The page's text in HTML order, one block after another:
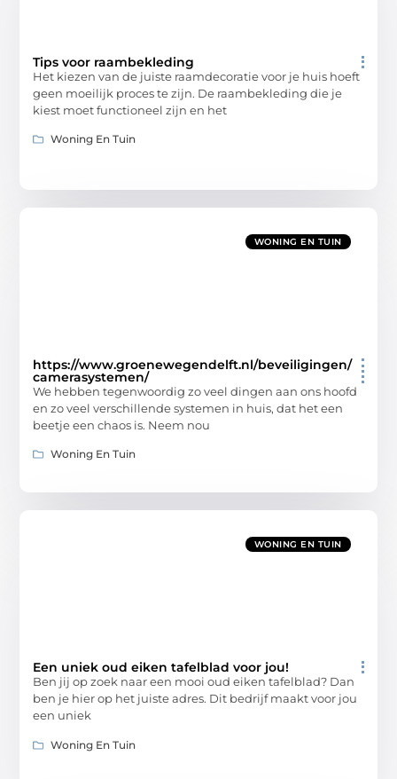
Tips voor raambekleding
Het kiezen van de juiste raamdecoratie voor je huis hoeft
geen moeilijk proces te zijn. De raambekleding die je
kiest moet functioneel zijn en het
Woning En Tuin
WONING EN TUIN
https://www.groenewegendelft.nl/beveiligingen/
camerasystemen/
We hebben tegenwoordig zo veel dingen aan ons hoofd
en zo veel verschillende systemen in huis, dat het een
beetje een chaos is. Neem nou
Woning En Tuin
WONING EN TUIN
Een uniek oud eiken tafelblad voor jou!
Ben jij op zoek naar een mooi oud eiken tafelblad? Dan
ben je hier op het juiste adres. Dit bedrijf maakt voor jou
een uniek
Woning En Tuin